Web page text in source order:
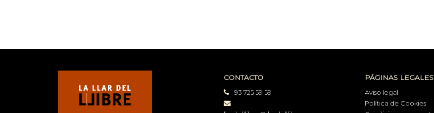
CONTACTO
93 725 59 59
PÁGINAS LEGALES
Aviso legal
Política de Cookies